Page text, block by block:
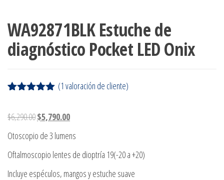
WA92871BLK Estuche de
diagnóstico Pocket LED Onix
5 en base
de un
(1 valoración de cliente)
$6,290.00$5,790.00
Otoscopio de 3 lumens
Oftalmoscopio lentes de dioptría 19(-20 a +20)
Incluye espéculos, mangos y estuche suave